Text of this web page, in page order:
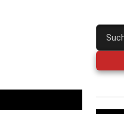
Suchen
nach: